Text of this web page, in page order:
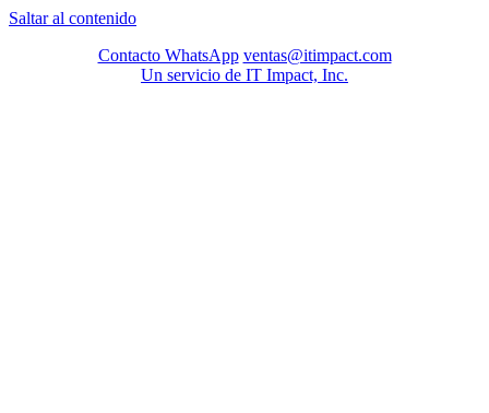
Saltar al contenido
Contacto WhatsApp ventas@itimpact.com
Un servicio de IT Impact, Inc.